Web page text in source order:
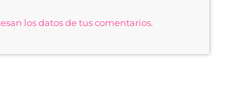
los datos de tus comentarios.